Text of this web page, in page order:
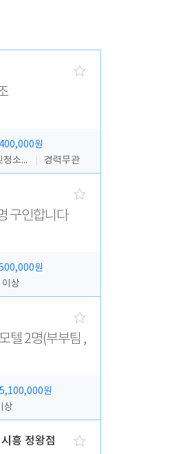
원
주방2인식사준비및청소린렌보조
경력무관
구인합니다
원
이상
텔 2명(부부팀 ,
5,100,000원
상
흥 정왕점